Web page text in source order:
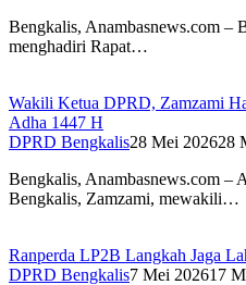
Bengkalis, Anambasnews.com –
menghadiri Rapat…
Wakili Ketua DPRD, Zamzami
Adha 1447 H
DPRD Bengkalis28 Mei 202628
Bengkalis, Anambasnews.com –
Bengkalis, Zamzami, mewakili…
Ranperda LP2B Langkah Jaga
DPRD Bengkalis7 Mei 202617